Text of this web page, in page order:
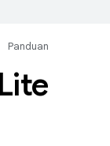
Panduan